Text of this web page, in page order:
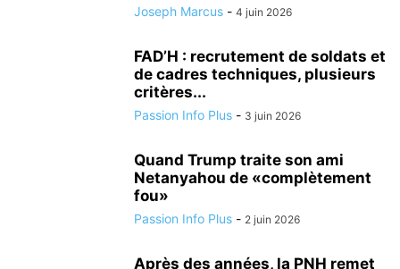
Joseph Marcus - 4 juin 2026
FAD’H : recrutement de soldats et
de cadres techniques, plusieurs
critères...
Passion Info Plus - 3 juin 2026
Quand Trump traite son ami
Netanyahou de «complètement
fou»
Passion Info Plus - 2 juin 2026
Après des années, la PNH remet